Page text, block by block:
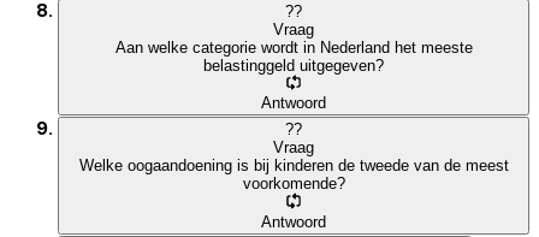
??
Vraag
Aan welke categorie wordt in Nederland het meeste
belastinggeld uitgegeven?
Antwoord
??
Vraag
Welke oogaandoening is bij kinderen de tweede van de meest
voorkomende?
Antwoord